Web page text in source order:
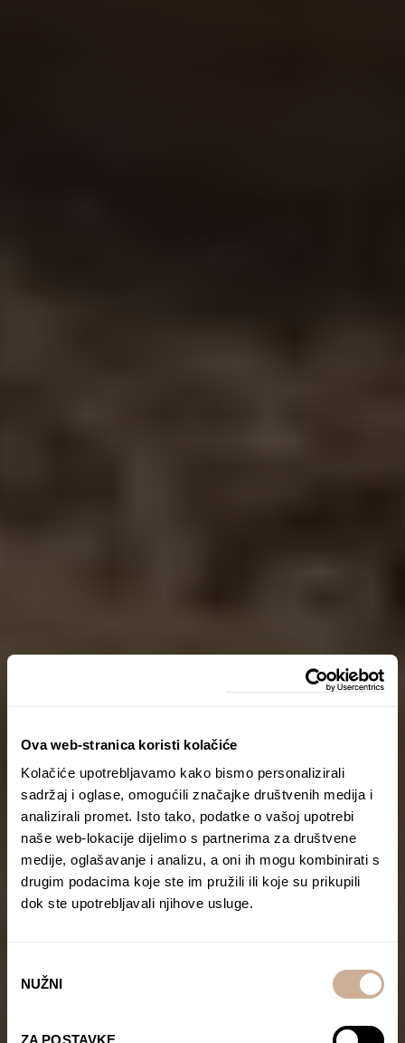
Ova web-stranica koristi kolačiće
Kolačiće upotrebljavamo kako bismo personalizirali
sadržaj i oglase, omogućili značajke društvenih medija i
analizirali promet. Isto tako, podatke o vašoj upotrebi
naše web-lokacije dijelimo s partnerima za društvene
medije, oglašavanje i analizu, a oni ih mogu kombinirati s
drugim podacima koje ste im pružili ili koje su prikupili
dok ste upotrebljavali njihove usluge.
pristanka
NUŽNI
ZA POSTAVKE